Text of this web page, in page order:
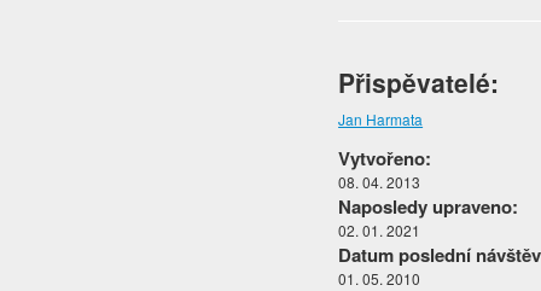
Přispěvatelé:
Jan Harmata
Vytvořeno:
08. 04. 2013
Naposledy upraveno:
02. 01. 2021
Datum poslední
01. 05. 2010